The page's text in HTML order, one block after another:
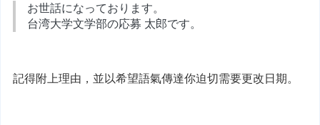
お世話になっております。
台湾大学文学部の応募 太郎です。
記得附上理由，並以希望語氣傳達你迫切需要更改日期。